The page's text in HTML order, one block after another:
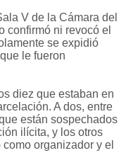
V de la Cámara del
confirmó ni revocó el
se expidió
le fueron
diez que estaban en
A dos, entre
están sospechados
ilícita, y los otros
organizador y el